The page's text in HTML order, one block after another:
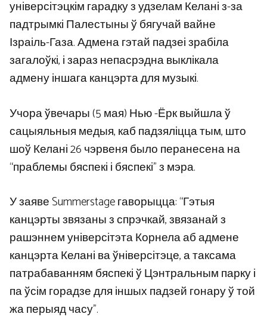
універсітэцкім гарадку з удзелам Келані з-за
падтрымкі Палестыны ў бягучай вайне
Ізраіль-Газа. Адмена гэтай падзеі зрабіла
загалоўкі, і зараз непасрэдна выклікала
адмену іншага канцэрта для музыкі.
Учора ўвечары (5 мая) Нью -Ёрк выйшла ў
сацыяльныя медыя, каб падзяліцца тым, што
шоў Келані 26 чэрвеня было перанесена на
“праблемы бяспекі і бяспекі” з мэра.
У заяве Summerstage гаворыцца: “Гэтыя
канцэрты звязаны з спрэчкай, звязанай з
рашэннем універсітэта Корнела аб адмене
канцэрта Келані ва ўніверсітэце, а таксама
патрабаванням бяспекі ў Цэнтральным парку і
па ўсім горадзе для іншых падзей гонару ў той
жа перыяд часу”.